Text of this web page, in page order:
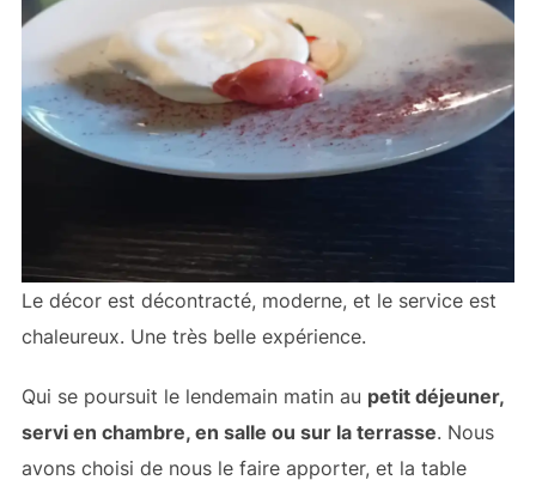
Le décor est décontracté, moderne, et le service est
chaleureux. Une très belle expérience.
Qui se poursuit le lendemain matin au petit déjeuner,
servi en chambre, en salle ou sur la terrasse. Nous
avons choisi de nous le faire apporter, et la table